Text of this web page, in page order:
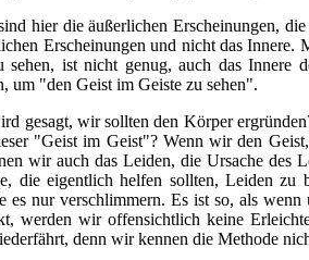
hier die äußerlichen Erscheinungen,
Erscheinungen und nicht das
sehen, ist nicht genug, auch das Innere
um "den Geist im Geiste zu sehen".
gesagt, wir sollten den Körper
"Geist im Geist"? Wenn wir den
wir auch das Leiden, die Ursache des
die eigentlich helfen sollten, Leiden zu
es nur verschlimmern. Es ist so, als
werden wir offensichtlich keine
denn wir kennen die Methode